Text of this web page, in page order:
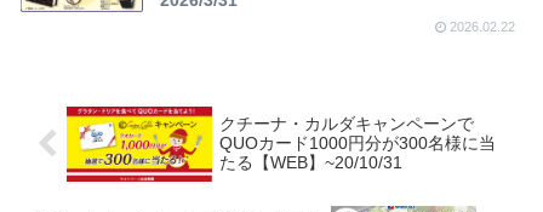
2026.02.22
クチーナ・カルダキャンペーンで
QUOカード1000円分が300名様に当
たる【WEB】~20/10/31